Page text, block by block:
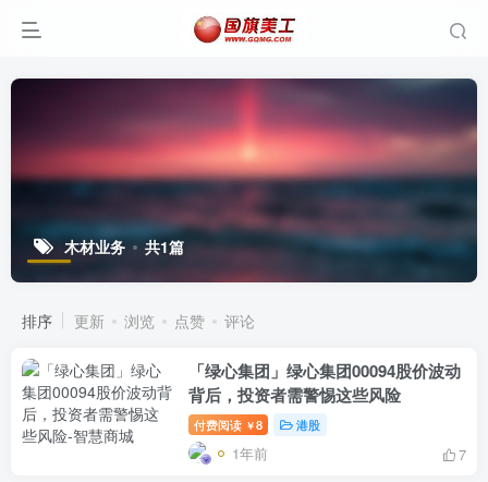
木材业务 共1篇
排序 更新 浏览 点赞 评论
「绿心集团」绿心集团00094股价波动
背后，投资者需警惕这些风险
付费阅读 ￥8 港股
1年前 7